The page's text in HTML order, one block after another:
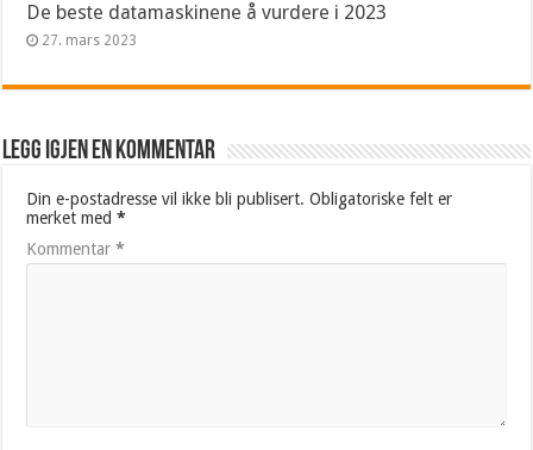
De beste datamaskinene å vurdere i 2023
27. mars 2023
Legg igjen en kommentar
Din e-postadresse vil ikke bli publisert. Obligatoriske felt er
merket med*
Kommentar*